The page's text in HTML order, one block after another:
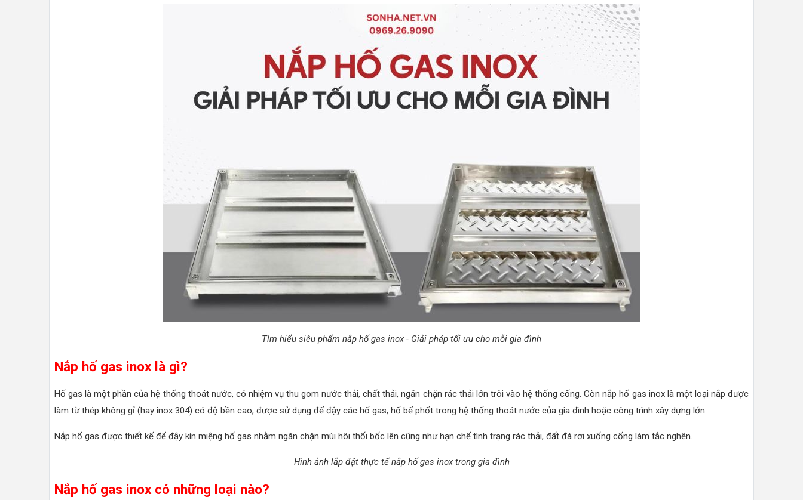
Tìm hiểu siêu phẩm nắp hố gas inox - Giải pháp tối ưu cho mỗi gia đình
Nắp hố gas inox là gì?
Hố gas là một phần của hệ thống thoát nước, có nhiệm vụ thu gom nước thải, chất thải, ngăn chặn rác thải lớn trôi vào hệ thống cống. Còn nắp hố gas inox là một loại nắp được
làm từ thép không gỉ (hay inox 304) có độ bền cao, được sử dụng để đậy các hố gas, hố bể phốt trong hệ thống thoát nước của gia đình hoặc công trình xây dựng lớn.
Nắp hố gas được thiết kế để đậy kín miệng hố gas nhằm ngăn chặn mùi hôi thối bốc lên cũng như hạn chế tình trạng rác thải, đất đá rơi xuống cống làm tắc nghẽn.
Hình ảnh lắp đặt thực tế nắp hố gas inox trong gia đình
Nắp hố gas inox có những loại nào?